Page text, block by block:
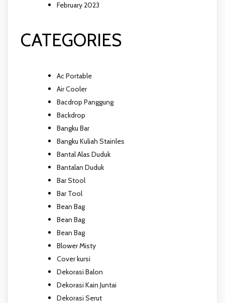
February 2023
CATEGORIES
Ac Portable
Air Cooler
Bacdrop Panggung
Backdrop
Bangku Bar
Bangku Kuliah Stainles
Bantal Alas Duduk
Bantalan Duduk
Bar Stool
Bar Tool
Bean Bag
Bean Bag
Bean Bag
Blower Misty
Cover kursi
Dekorasi Balon
Dekorasi Kain Juntai
Dekorasi Serut